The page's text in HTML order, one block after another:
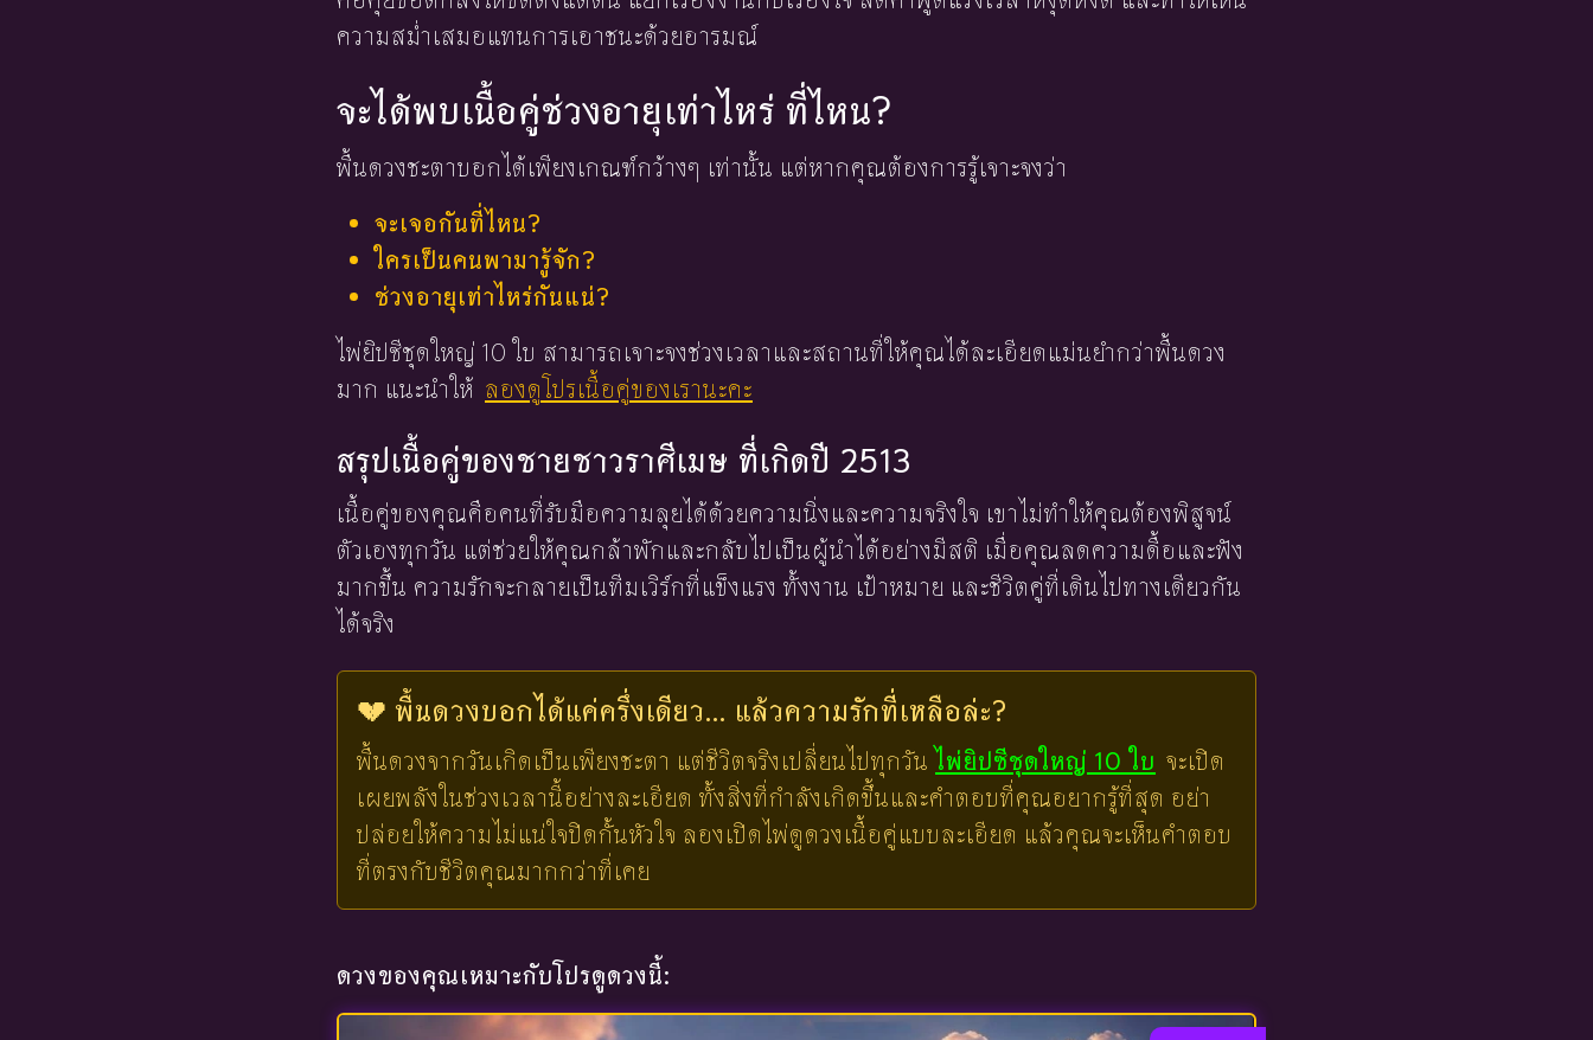
ความสม่ำเสมอแทนการเอาชนะด้วยอารมณ์
จะได้พบเนื้อคู่ช่วงอายุเท่าไหร่ ที่ไหน?
พื้นดวงชะตาบอกได้เพียงเกณฑ์กว้างๆ เท่านั้น แต่หากคุณต้องการรู้เจาะจงว่า
จะเจอกันที่ไหน?
ใครเป็นคนพามารู้จัก?
ช่วงอายุเท่าไหร่กันแน่?
ไพ่ยิปซีชุดใหญ่ 10 ใบ สามารถเจาะจงช่วงเวลาและสถานที่ให้คุณได้ละเอียดแม่นยำกว่าพื้นดวง
มาก แนะนำให้ ลองดูโปรเนื้อคู่ของเรานะคะ
สรุปเนื้อคู่ของชายชาวราศีเมษ ที่เกิดปี 2513
เนื้อคู่ของคุณคือคนที่รับมือความลุยได้ด้วยความนิ่งและความจริงใจ เขาไม่ทำให้คุณต้องพิสูจน์
ตัวเองทุกวัน แต่ช่วยให้คุณกล้าพักและกลับไปเป็นผู้นำได้อย่างมีสติ เมื่อคุณลดความดื้อและฟัง
มากขึ้น ความรักจะกลายเป็นทีมเวิร์กที่แข็งแรง ทั้งงาน เป้าหมาย และชีวิตคู่ที่เดินไปทางเดียวกัน
ได้จริง
💔 พื้นดวงบอกได้แค่ครึ่งเดียว... แล้วความรักที่เหลือล่ะ?
พื้นดวงจากวันเกิดเป็นเพียงชะตา แต่ชีวิตจริงเปลี่ยนไปทุกวัน ไพ่ยิปซีชุดใหญ่ 10 ใบ จะเปิด
เผยพลังในช่วงเวลานี้อย่างละเอียด ทั้งสิ่งที่กำลังเกิดขึ้นและคำตอบที่คุณอยากรู้ที่สุด อย่า
ปล่อยให้ความไม่แน่ใจปิดกั้นหัวใจ ลองเปิดไพ่ดูดวงเนื้อคู่แบบละเอียด แล้วคุณจะเห็นคำตอบ
ที่ตรงกับชีวิตคุณมากกว่าที่เคย
ดวงของคุณเหมาะกับโปรดูดวงนี้: